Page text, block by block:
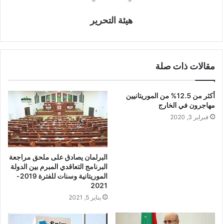
هيئة التحرير
مقالات ذات صلة
أكثر من 12.5% من الموريتانيين
مهاجرون في الخارج
فبراير 3, 2020
البرلمان يصادق على ملحق مراجعة
البرنامج التعاقدي المبرم بين الدولة
الموريتانية وسنات للفترة 2019-
2021
يناير 5, 2021